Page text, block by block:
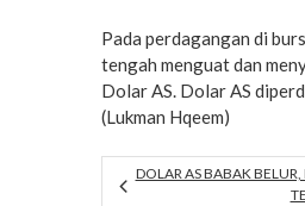
Pada perdagangan di
tengah menguat dan
Dolar AS. Dolar AS
(Lukman Hqeem)
DOLAR AS BABAK